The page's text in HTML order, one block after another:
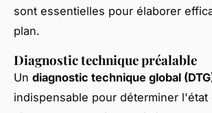
sont essentielles pour élaborer
plan.
Diagnostic technique préalable
Un diagnostic technique global
indispensable pour déterminer l'état